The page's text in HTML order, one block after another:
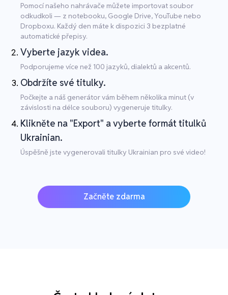
Pomocí našeho nahrávače můžete importovat soubor
odkudkoli — z notebooku, Google Drive, YouTube nebo
Dropboxu. Každý den máte k dispozici 3 bezplatné
automatické přepisy.
Vyberte jazyk videa.
Podporujeme více než 100 jazyků, dialektů a akcentů.
Obdržíte své titulky.
Počkejte a náš generátor vám během několika minut (v
závislosti na délce souboru) vygeneruje titulky.
Klikněte na "Export" a vyberte formát titulků
Ukrainian.
Úspěšně jste vygenerovali titulky Ukrainian pro své video!
Začněte zdarma